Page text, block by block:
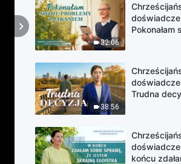
32:06
Pokonałam
38:56
Trudna
końcu